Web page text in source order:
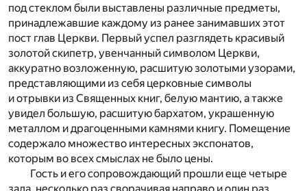
под стеклом были выставлены различные предметы,
принадлежавшие каждому из ранее занимавших этот
пост глав Церкви. Первый успел разглядеть красивый
золотой скипетр, увенчанный символом Церкви,
аккуратно возложенную, расшитую золотыми узорами,
представляющими из себя церковные символы
и отрывки из Священных книг, белую мантию, а также
увидел большую, расшитую бархатом, украшенную
металлом и драгоценными камнями книгу. Помещение
содержало множество интересных экспонатов,
которым во всех смыслах не было цены.
Гость и его сопровождающий прошли еще четыре